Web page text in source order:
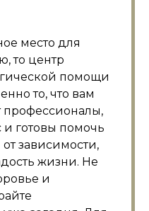
место для
то центр
помощи
то, что вам
профессионалы,
готовы помочь
зависимости,
жизни. Не
и